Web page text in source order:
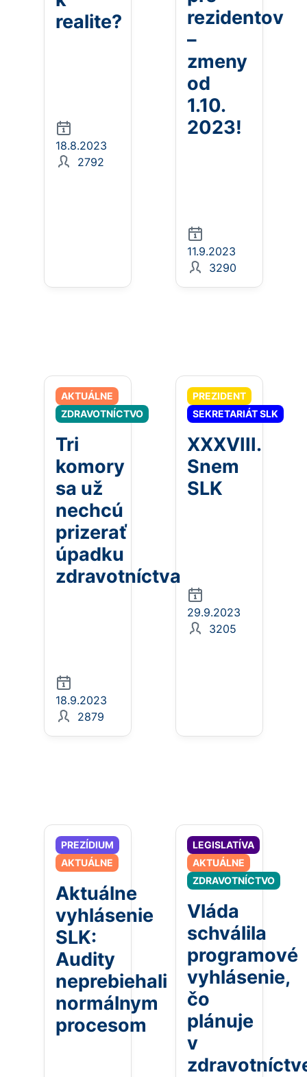
realite?
18.8.2023
2792
rezidentov
–
zmeny
od
1.10.
2023!
11.9.2023
3290
AKTUÁLNE
ZDRAVOTNÍCTVO
Tri
komory
sa už
nechcú
prizerať
úpadku
zdravotníctva
18.9.2023
2879
PREZIDENT
SEKRETARIÁT SLK
XXXVIII.
Snem
SLK
29.9.2023
3205
PREZÍDIUM
AKTUÁLNE
Aktuálne
vyhlásenie
SLK:
Audity
neprebiehali
normálnym
procesom
LEGISLATÍVA
AKTUÁLNE
ZDRAVOTNÍCTVO
Vláda
schválila
programové
vyhlásenie,
čo
plánuje
v